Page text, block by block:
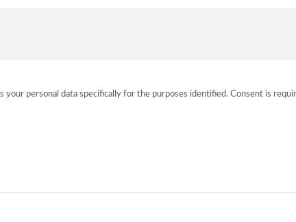
personal data specifically for the purposes identified. Consent is